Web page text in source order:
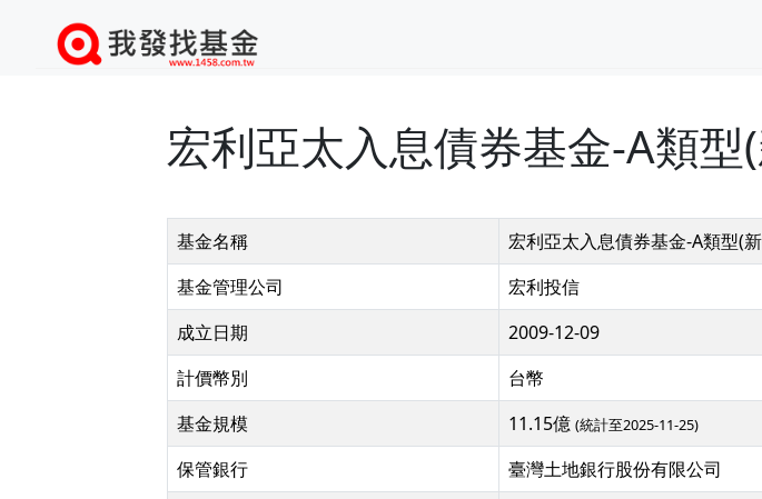
宏利亞太入息債券基金-A類型
基金名稱
宏利亞太入息債券基金-A類型(
基金管理公司
宏利投信
成立日期
2009-12-09
計價幣別
台幣
基金規模
11.15億 (統計至2025-11-25)
保管銀行
臺灣土地銀行股份有限公司